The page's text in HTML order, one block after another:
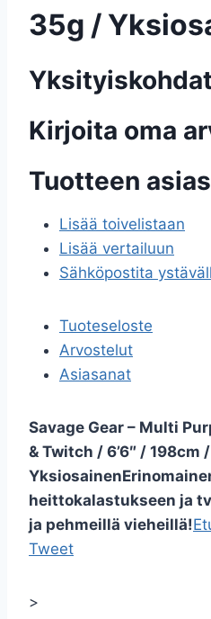
35g /
Yksityiskohdat
Kirjoita oma
Tuotteen
Lisää toivelistaan
Lisää vertailuun
Sähköpostita
Tuoteseloste
Arvostelut
Asiasanat
Savage Gear – Multi
& Twitch / 6’6″ / 198cm
Yksiosainen
heittokalastukseen ja
ja pehmeillä vieheillä!
Tweet
>